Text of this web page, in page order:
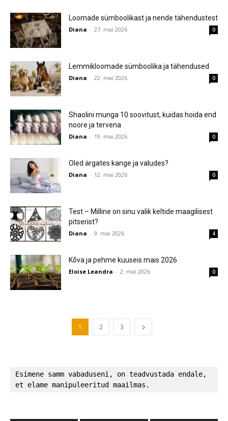
Loomade sümboolikast ja nende tähendustest
Diana - 27. mai 2026 0
Lemmikloomade sümboolika ja tähendused
Diana - 22. mai 2026 0
Shaolini munga 10 soovitust, kuidas hoida end
noore ja tervena
Diana - 19. mai 2026 0
Oled ärgates kange ja valudes?
Diana - 12. mai 2026 0
Test – Milline on sinu valik keltide maagilisest
pitserist?
Diana - 9. mai 2026 4
Kõva ja pehme kuuseis mais 2026
Eloise Leandra - 2. mai 2026 0
1 2 3
Esimene samm vabaduseni, on teadvustada endale,
et elame manipuleeritud maailmas.